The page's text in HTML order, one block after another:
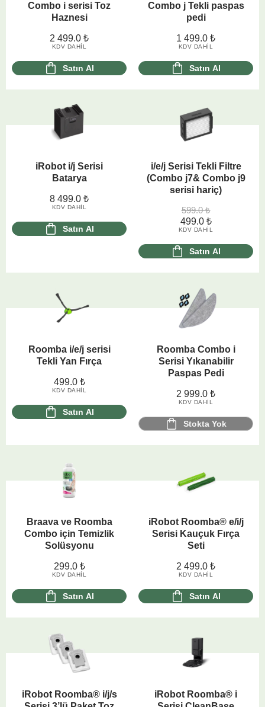
Combo i serisi Toz
Haznesi
2 499.0 ₺
KDV DAHIL
Satın Al
Combo j Tekli paspas
pedi
1 499.0 ₺
KDV DAHIL
Satın Al
iRobot i/j Serisi
Batarya
8 499.0 ₺
KDV DAHIL
Satın Al
i/e/j Serisi Tekli Filtre
(Combo j7& Combo j9
serisi hariç)
599.0₺
499.0 ₺
KDV DAHIL
Satın Al
Roomba i/e/j serisi
Tekli Yan Fırça
499.0 ₺
KDV DAHIL
Satın Al
Roomba Combo i
Serisi Yıkanabilir
Paspas Pedi
2 999.0 ₺
KDV DAHIL
Stokta Yok
Braava ve Roomba
Combo için Temizlik
Solüsyonu
299.0 ₺
KDV DAHIL
Satın Al
iRobot Roomba® e/i/j
Serisi Kauçuk Fırça
Seti
2 499.0 ₺
KDV DAHIL
Satın Al
iRobot Roomba® i/j/s
iRobot Roomba® i